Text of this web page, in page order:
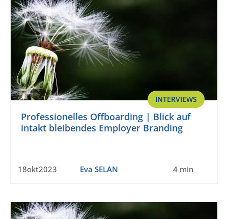
INTERVIEWS
Professionelles Offboarding | Blick auf
intakt bleibendes Employer Branding
18okt2023 Eva SELAN 4 min